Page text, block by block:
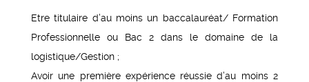
Etre titulaire d’au moins un baccalauréat/ Formation
Professionnelle ou Bac 2 dans le domaine de la
logistique/Gestion ;
Avoir une première expérience réussie d’au moins 2